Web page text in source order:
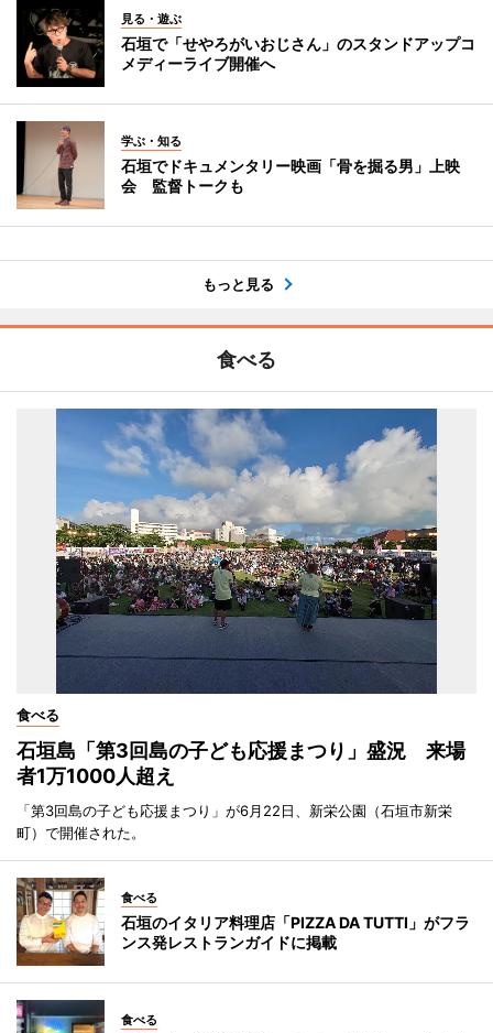
見る・遊ぶ
石垣で「せやろがいおじさん」のスタンドアップコ
メディーライブ開催へ
学ぶ・知る
石垣でドキュメンタリー映画「骨を掘る男」上映
会 監督トークも
もっと見る
食べる
食べる
石垣島「第3回島の子ども応援まつり」盛況 来場
者1万1000人超え
「第3回島の子ども応援まつり」が6月22日、新栄公園（石垣市新栄
町）で開催された。
食べる
石垣のイタリア料理店「PIZZA DA TUTTI」がフラ
ンス発レストランガイドに掲載
食べる